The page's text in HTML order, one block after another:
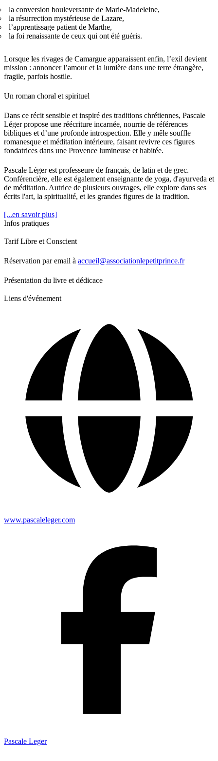
la conversion bouleversante de Marie-Madeleine,
la résurrection mystérieuse de Lazare,
l’apprentissage patient de Marthe,
la foi renaissante de ceux qui ont été guéris.
Lorsque les rivages de Camargue apparaissent enfin, l’exil devient
mission : annoncer l’amour et la lumière dans une terre étrangère,
fragile, parfois hostile.
Un roman choral et spirituel
Dans ce récit sensible et inspiré des traditions chrétiennes, Pascale
Léger propose une réécriture incarnée, nourrie de références
bibliques et d’une profonde introspection. Elle y mêle souffle
romanesque et méditation intérieure, faisant revivre ces figures
fondatrices dans une Provence lumineuse et habitée.
Pascale Léger est professeure de français, de latin et de grec.
Conférencière, elle est également enseignante de yoga, d'ayurveda et
de méditation. Autrice de plusieurs ouvrages, elle explore dans ses
écrits l'art, la spiritualité, et les grandes figures de la tradition.
[...en savoir plus]
Infos pratiques
Tarif Libre et Conscient
Réservation par email à accueil@associationlepetitprince.fr
Présentation du livre et dédicace
Liens d'événement
www.pascaleleger.com
Pascale Leger